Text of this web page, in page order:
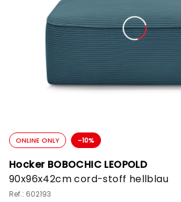
ONLINE ONLY -10%
Hocker BOBOCHIC LEOPOLD
90x96x42cm cord-stoff hellblau
Ref.: 602193